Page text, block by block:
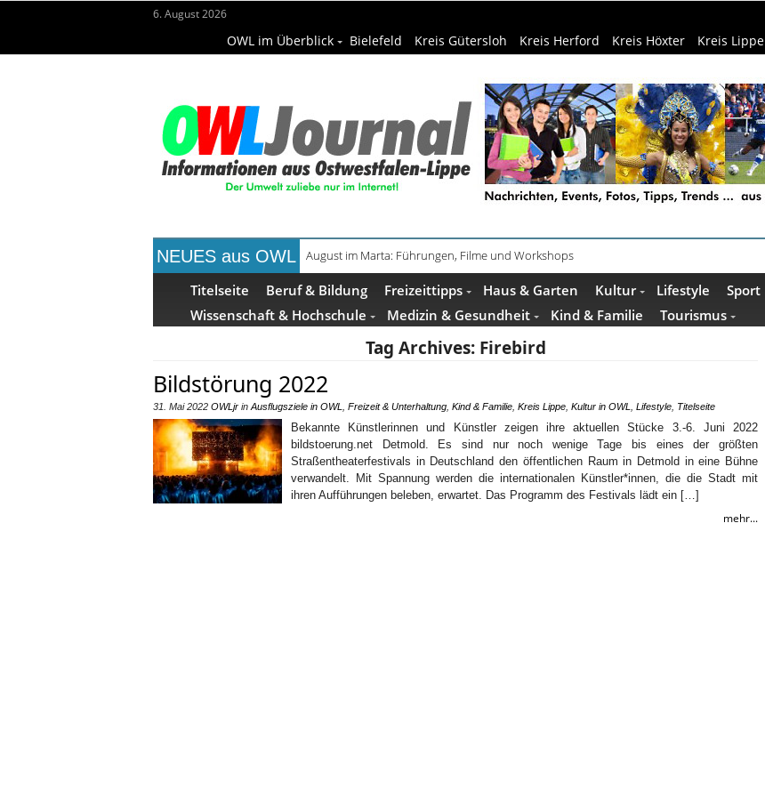
6. August 2026
OWL im Überblick Bielefeld Kreis Gütersloh Kreis Herford Kreis Höxter Kreis Lippe
NEUES aus OWL Frühaufsteher-Führung im Mindener Museum am 13. August
Titelseite Beruf & Bildung Freizeittipps Haus & Garten Kultur Lifestyle Sport
Wissenschaft & Hochschule
Medizin & Gesundheit Kind & Familie Tourismus
Tag Archives: Firebird
Bildstörung 2022
31. Mai 2022 OWLjr in Ausflugsziele in OWL Freizeit & Unterhaltung Kind & Familie Kreis Lippe Kultur in OWL Lifestyle Titelseite
Bekannte Künstlerinnen und Künstler zeigen ihre aktuellen Stücke 3.-6. Juni 2022
bildstoerung.net Detmold. Es sind nur noch wenige Tage bis eines der größten
Straßentheaterfestivals in Deutschland den öffentlichen Raum in Detmold in eine Bühne
verwandelt. Mit Spannung werden die internationalen Künstler*innen, die die Stadt mit
ihren Aufführungen beleben, erwartet. Das Programm des Festivals lädt ein […]
mehr...